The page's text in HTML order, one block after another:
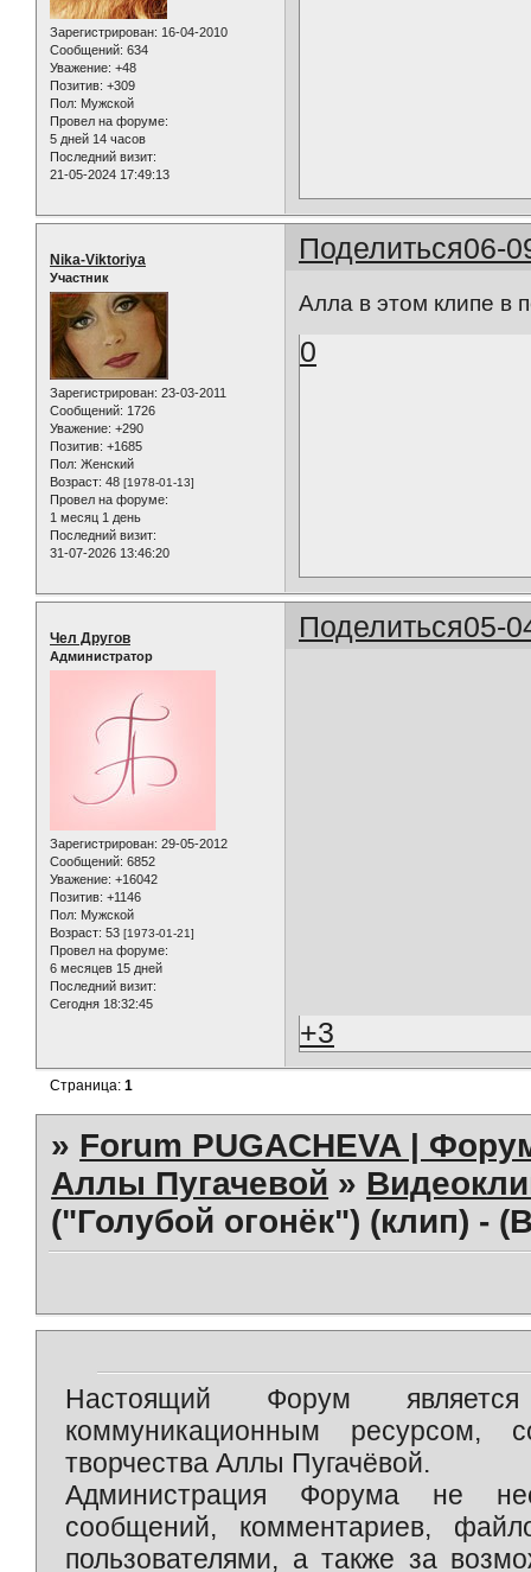
Зарегистрирован: 16-04-2010
Сообщений: 634
Уважение: +48
Позитив: +309
Пол: Мужской
Провел на форуме:
5 дней 14 часов
Последний визит:
21-05-2024 17:49:13
Поделиться06-
Nika-Viktoriya
Участник
Зарегистрирован: 23-03-2011
Сообщений: 1726
Уважение: +290
Позитив: +1685
Пол: Женский
Возраст: 48 [1978-01-13]
Провел на форуме:
1 месяц 1 день
Последний визит:
31-07-2026 13:46:20
Алла в этом клипе в
0
Поделиться05-
Чел Другов
Администратор
Зарегистрирован: 29-05-2012
Сообщений: 6852
Уважение: +16042
Позитив: +1146
Пол: Мужской
Возраст: 53 [1973-01-21]
Провел на форуме:
6 месяцев 15 дней
Последний визит:
Сегодня 18:32:45
+3
Страница:1
» Forum PUGACHEVA |
Аллы Пугачевой »
("Голубой огонёк") (клип) -
Настоящий Форум является
коммуникационным ресурсом,
творчества Аллы Пугачёвой.
Администрация Форума не
сообщений, комментариев,
пользователями, а также за